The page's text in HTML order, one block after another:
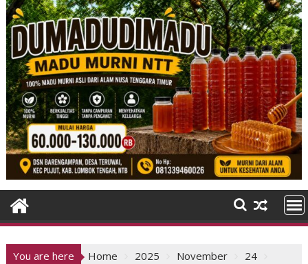
You are here Home 2025 November
24